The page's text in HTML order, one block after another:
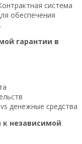
система
обеспечения
гарантии в
денежные средства
к независимой